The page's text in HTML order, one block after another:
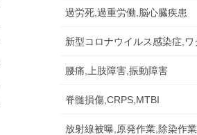
過労死,過重労働,脳心臓疾患
新型コロナウイルス感染症,ワ
腰痛,上肢障害,振動障害
脊髄損傷,CRPS,MTBI
放射線被曝,原発作業,除染作業